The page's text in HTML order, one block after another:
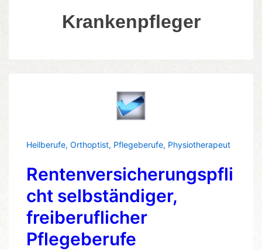
Krankenpfleger
Heilberufe, Orthoptist, Pflegeberufe, Physiotherapeut
Rentenversicherungspfli
cht selbständiger,
freiberuflicher
Pflegeberufe